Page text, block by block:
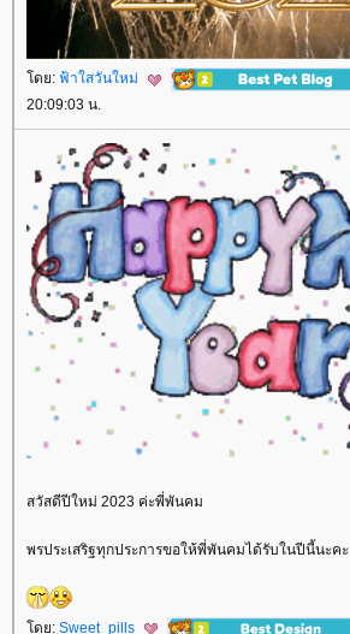
ดย: ฟ้าใสวันใหม่
20:09:03 น.
สวัสดีปีใหม่ 2023 ค่ะพี่พันคม
พรประเสริฐทุกประการขอให้พี่พันคมได้รับในปีนี้นะคะ
ดย: Sweet_pills